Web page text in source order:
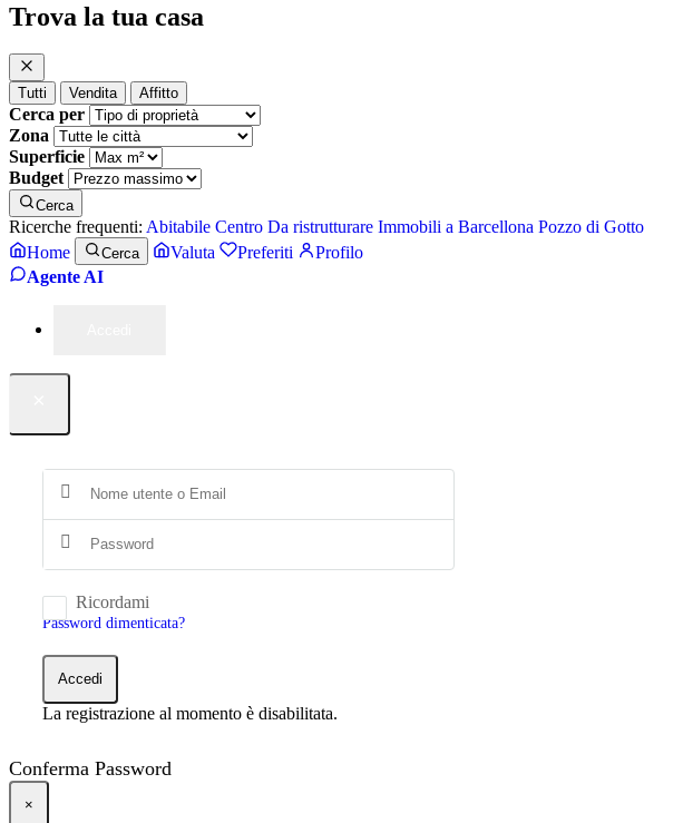
Trova la tua casa
Tutti Vendita Affitto
Cerca per
Zona
Superficie
Budget
Cerca
Ricerche frequenti: Abitabile Centro Da ristrutturare Immobili a Barcellona Pozzo di Gotto
Home
Cerca Valuta Preferiti
Profilo
Agente AI
Ricordami
Password dimenticata?
Accedi
La registrazione al momento è disabilitata.
Conferma Password
×